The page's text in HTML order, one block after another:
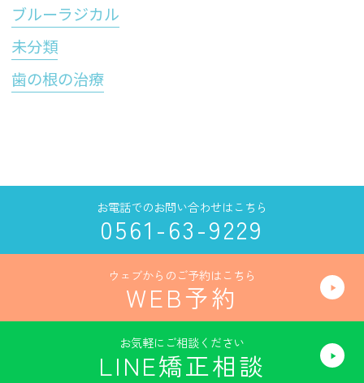
ブルーラジカル
未分類
歯の根の治療
お電話でのお問い合わせはこちら
0561-63-9229
ウェブからのご予約はこちら
WEB予約
お気軽にご相談ください
LINE矯正相談